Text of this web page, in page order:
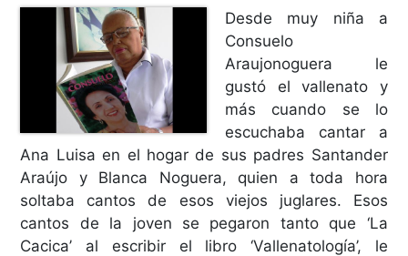
Desde muy niña a
Consuelo
Araujonoguera le
gustó el vallenato y
más cuando se lo
escuchaba cantar a
Ana Luisa en el hogar de sus padres Santander
Araújo y Blanca Noguera, quien a toda hora
soltaba cantos de esos viejos juglares. Esos
cantos de la joven se pegaron tanto que ‘La
Cacica’ al escribir el libro ‘Vallenatología’, le